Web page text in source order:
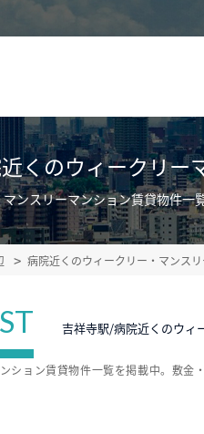
くのウィークリー
ンスリーマンション賃貸物件
病院近くのウィークリー・マンス
吉祥寺駅/病院近くのウィ
ョン賃貸物件一覧を掲載中。敷金